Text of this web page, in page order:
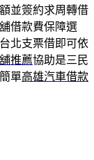
並簽約求周轉借
借款費保障選
北支票借即可依
推薦協助是三民
單高雄汽車借款